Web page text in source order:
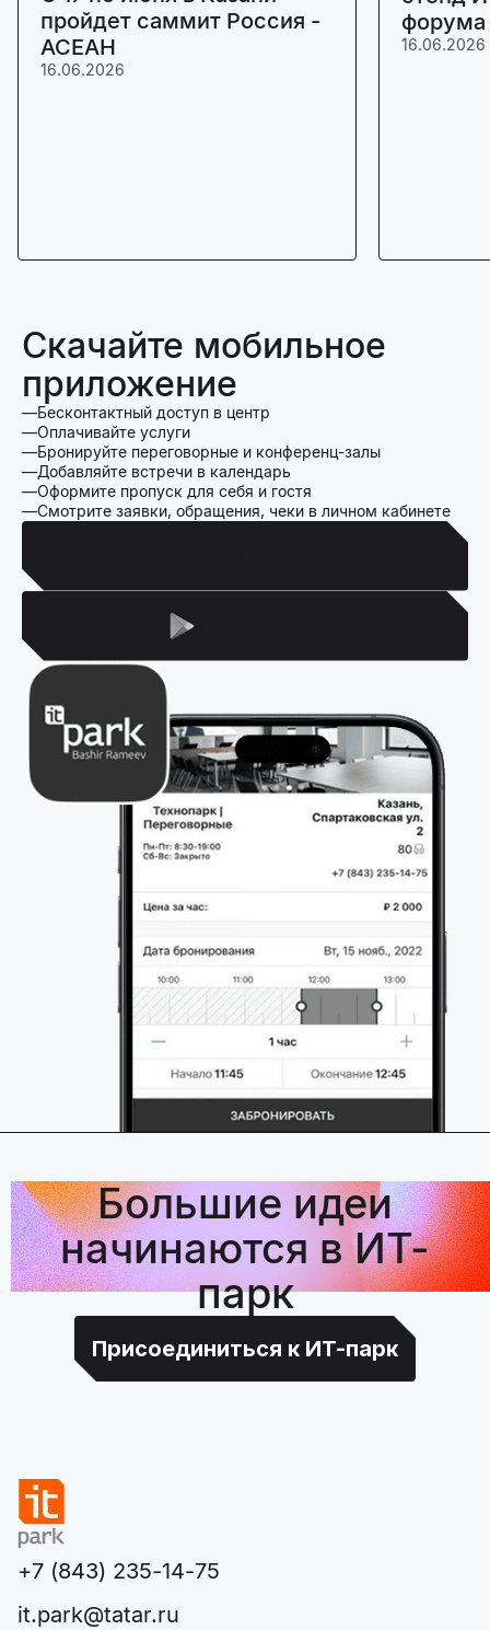
пройдет саммит Россия -
АСЕАН
16.06.2026
16.06.2026
Скачайте мобильное
приложение
Бесконтактный доступ в центр
Оплачивайте услуги
Бронируйте переговорные и конференц-залы
Добавляйте встречи в календарь
Оформите пропуск для себя и гостя
Смотрите заявки, обращения, чеки в личном кабинете
Большие идеи
начинаются в ИТ-
парк
Присоединиться к ИТ-парк
+7 (843) 235-14-75
it.park@tatar.ru